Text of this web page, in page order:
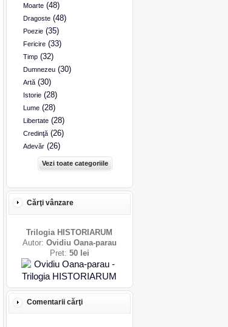
Moarte(48)
Dragoste(48)
Poezie(35)
Fericire(33)
Timp(32)
Dumnezeu(30)
Artă(30)
Istorie(28)
Lume(28)
Libertate(28)
Credinţă(26)
Adevăr(26)
Vezi toate categoriile
Cărţi vânzare
Trilogia HISTORIARUM
Autor: Ovidiu Oana-parau
Pret: 50 lei
Comentarii cărţi